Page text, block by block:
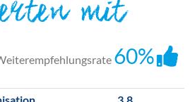
mit
60%